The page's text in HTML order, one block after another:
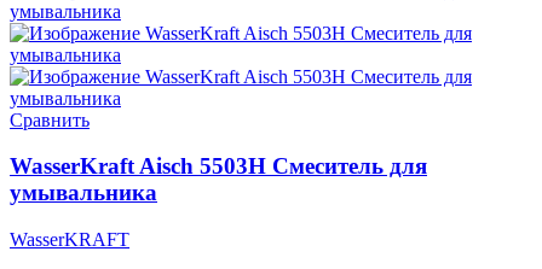
Сравнить
WasserKraft Aisch 5503H Смеситель для
умывальника
WasserKRAFT